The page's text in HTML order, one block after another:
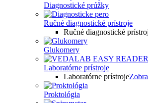
Diagnostické prúžky
Ručné diagnostické prístroje
Ručné diagnostické
Glukomery
Laboratórne prístroje
Laboratórne prístroje
Proktológia